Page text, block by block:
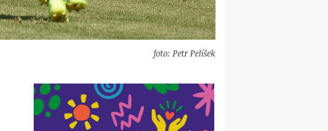
foto: Petr Pelíšek